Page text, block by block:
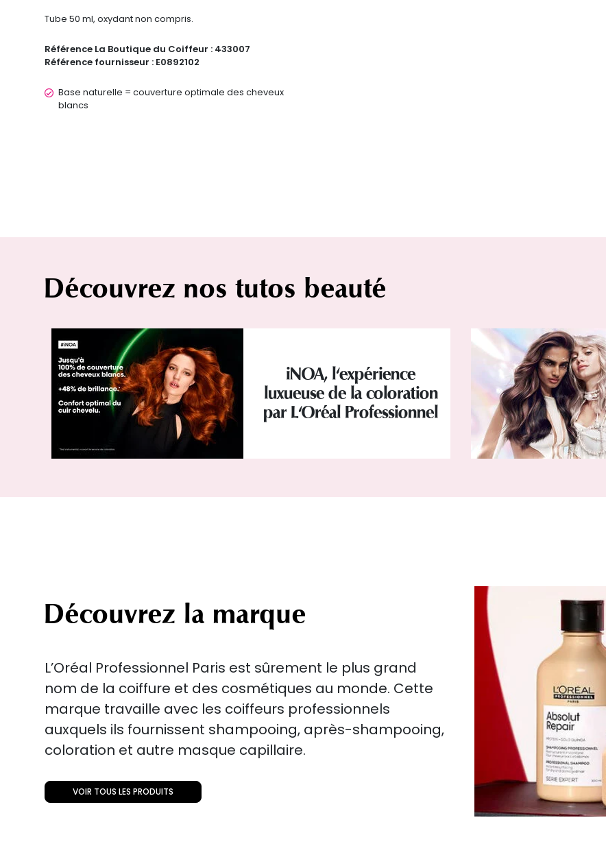
Tube 50 ml, oxydant non compris.
Référence La Boutique du Coiffeur : 433007
Référence fournisseur : E0892102
Base naturelle = couverture optimale des cheveux
blancs
Découvrez nos tutos beauté
iNOA, l'expérience
luxueuse de la coloration
par L'Oréal Professionnel
Découvrez la marque
L’Oréal Professionnel Paris est sûrement le plus grand
nom de la coiffure et des cosmétiques au monde. Cette
marque travaille avec les coiffeurs professionnels
auxquels ils fournissent shampooing, après-shampooing,
coloration et autre masque capillaire.
VOIR TOUS LES PRODUITS